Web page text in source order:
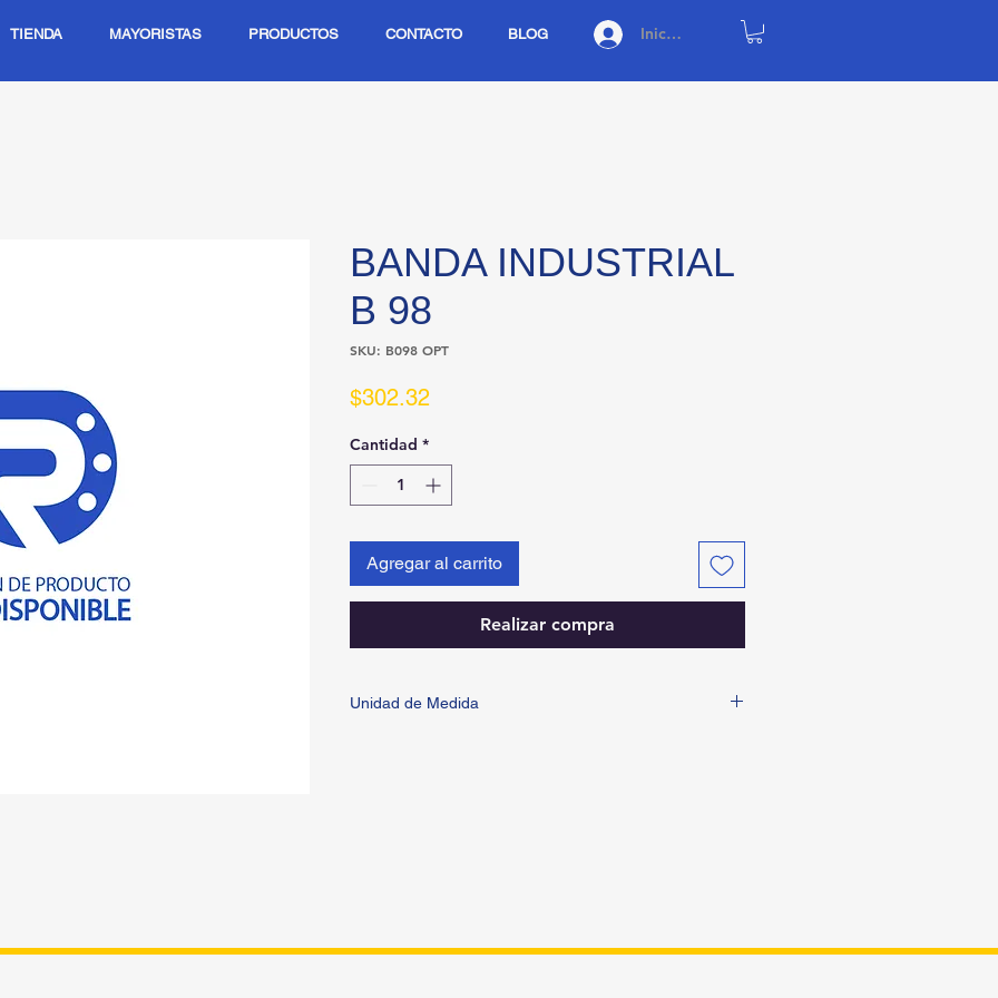
TIENDA MAYORISTAS PRODUCTOS CONTACTO BLOG Iniciar sesión
BANDA INDUSTRIAL
B 98
SKU: B098 OPT
$302.32Precio
Cantidad *
Agregar al carrito
Realizar compra
Unidad de Medida